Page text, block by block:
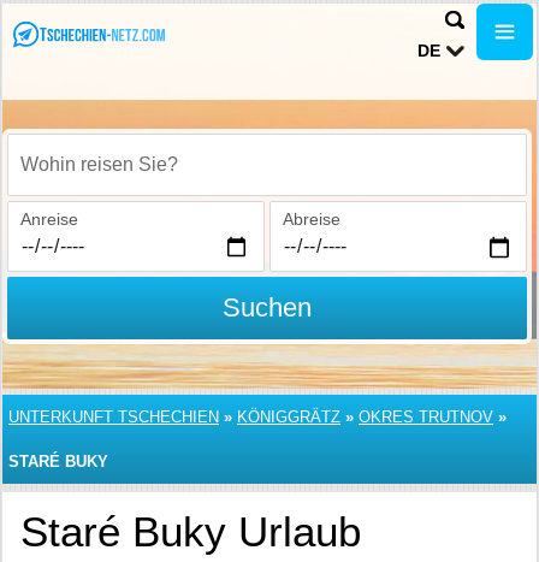
DE
Wohin reisen Sie?
Anreise Abreise
Suchen
UNTERKUNFT TSCHECHIEN » KÖNIGGRÄTZ » OKRES TRUTNOV »
STARÉ BUKY
Staré Buky Urlaub